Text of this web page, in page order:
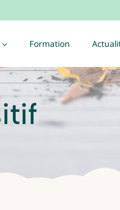
Formation